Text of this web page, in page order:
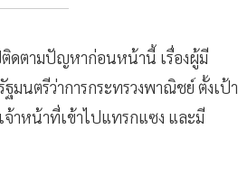
ดตามปัญหาก่อนหน้านี้ เรื่องผู้มี
นตรีว่าการกระทรวงพาณิชย์​ ตั้งเป้า
าหน้าที่เข้าไปแทรกแซง​ และมี